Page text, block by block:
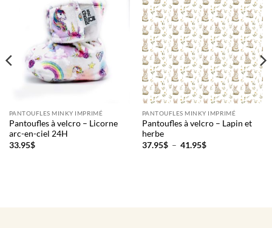
PANTOUFLES MINKY IMPRIMÉ
Pantoufles à velcro – Licorne
arc-en-ciel 24H
33.95$
PANTOUFLES MINKY IMPRIMÉ
Pantoufles à velcro – Lapin et
herbe
37.95$ – 41.95$Plage